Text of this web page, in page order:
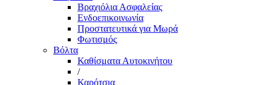
Βραχιόλια Ασφαλείας
Ενδοεπικοινωνία
Προστατευτικά για Μωρά
Φωτισμός
Βόλτα
Καθίσματα Αυτοκινήτου
/
Καρότσια